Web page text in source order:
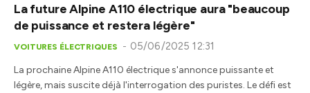
La future Alpine A110 électrique aura "beaucoup
de puissance et restera légère"
VOITURES ÉLECTRIQUES 05/06/2025 12:31
La prochaine Alpine A110 électrique s'annonce puissante et
légère, mais suscite déjà l'interrogation des puristes. Le défi est